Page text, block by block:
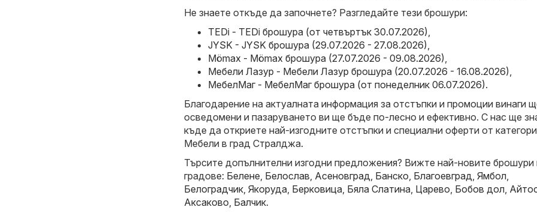
Не знаете откъде да започнете? Разгледайте тези брошури:
TEDi - TEDi брошура (от четвъртък 30.07.2026)
JYSK - JYSK брошура (29.07.2026 - 27.08.2026)
Mömax - Mömax брошура (27.07.2026 - 09.08.2026)
Мебели Лазур - Мебели Лазур брошура (20.07.2026 - 16.08.2026)
МебелМаг - МебелМаг брошура (от понеделник 06.07.2026).
Благодарение на актуалната информация за отстъпки и промоции винаги
осведомени и пазаруването ви ще бъде по-лесно и ефективно. С нас ще
къде да откриете най-изгодните отстъпки и специални оферти от
Мебели в град Стралджа.
Търсите допълнителни изгодни предложения? Вижте най-новите брошури
градове: Белене Белослав Асеновград Банско Благоевград Ямбол
Белоградчик Якоруда Берковица Бяла Слатина Царево Бобов дол
Аксаково Балчик.